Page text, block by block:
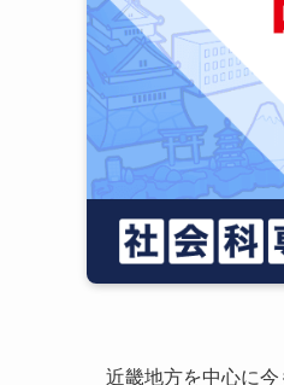
近畿地方を中心に